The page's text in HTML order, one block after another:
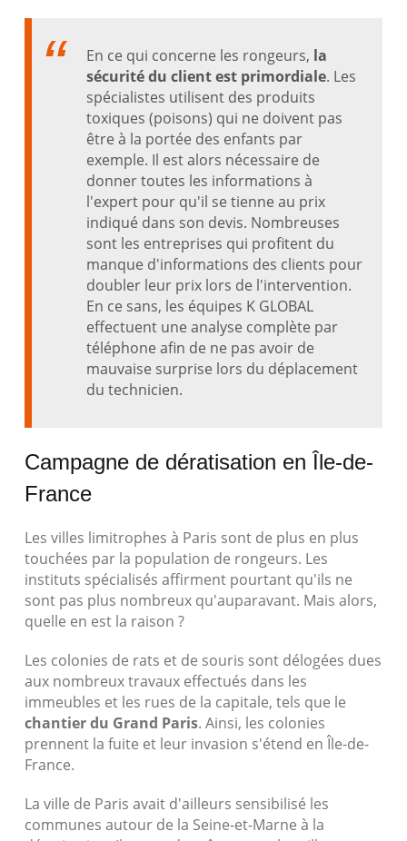
En ce qui concerne les rongeurs, la
sécurité du client est primordiale. Les
spécialistes utilisent des produits
toxiques (poisons) qui ne doivent pas
être à la portée des enfants par
exemple. Il est alors nécessaire de
donner toutes les informations à
l'expert pour qu'il se tienne au prix
indiqué dans son devis. Nombreuses
sont les entreprises qui profitent du
manque d'informations des clients pour
doubler leur prix lors de l'intervention.
En ce sans, les équipes K GLOBAL
effectuent une analyse complète par
téléphone afin de ne pas avoir de
mauvaise surprise lors du déplacement
du technicien.
Campagne de dératisation en Île-de-
France
Les villes limitrophes à Paris sont de plus en plus
touchées par la population de rongeurs. Les
instituts spécialisés affirment pourtant qu'ils ne
sont pas plus nombreux qu'auparavant. Mais alors,
quelle en est la raison ?
Les colonies de rats et de souris sont délogées dues
aux nombreux travaux effectués dans les
immeubles et les rues de la capitale, tels que le
chantier du Grand Paris. Ainsi, les colonies
prennent la fuite et leur invasion s'étend en Île-de-
France.
La ville de Paris avait d'ailleurs sensibilisé les
communes autour de la Seine-et-Marne à la